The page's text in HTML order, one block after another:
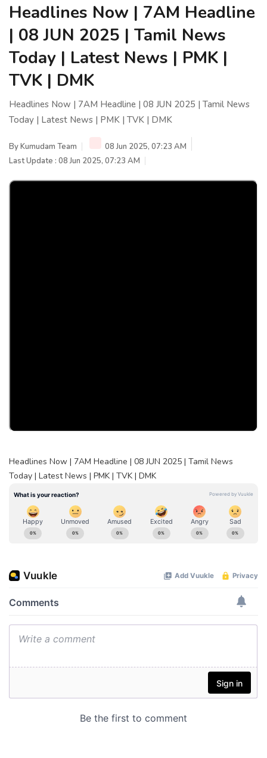
Headlines Now | 7AM Headline
| 08 JUN 2025 | Tamil News
Today | Latest News | PMK |
TVK | DMK
Headlines Now | 7AM Headline | 08 JUN 2025 | Tamil News
Today | Latest News | PMK | TVK | DMK
ByKumudam Team
08 Jun 2025, 07:23 AM
Last Update : 08 Jun 2025, 07:23 AM
Headlines Now | 7AM Headline | 08 JUN 2025 | Tamil News
Today | Latest News | PMK | TVK | DMK